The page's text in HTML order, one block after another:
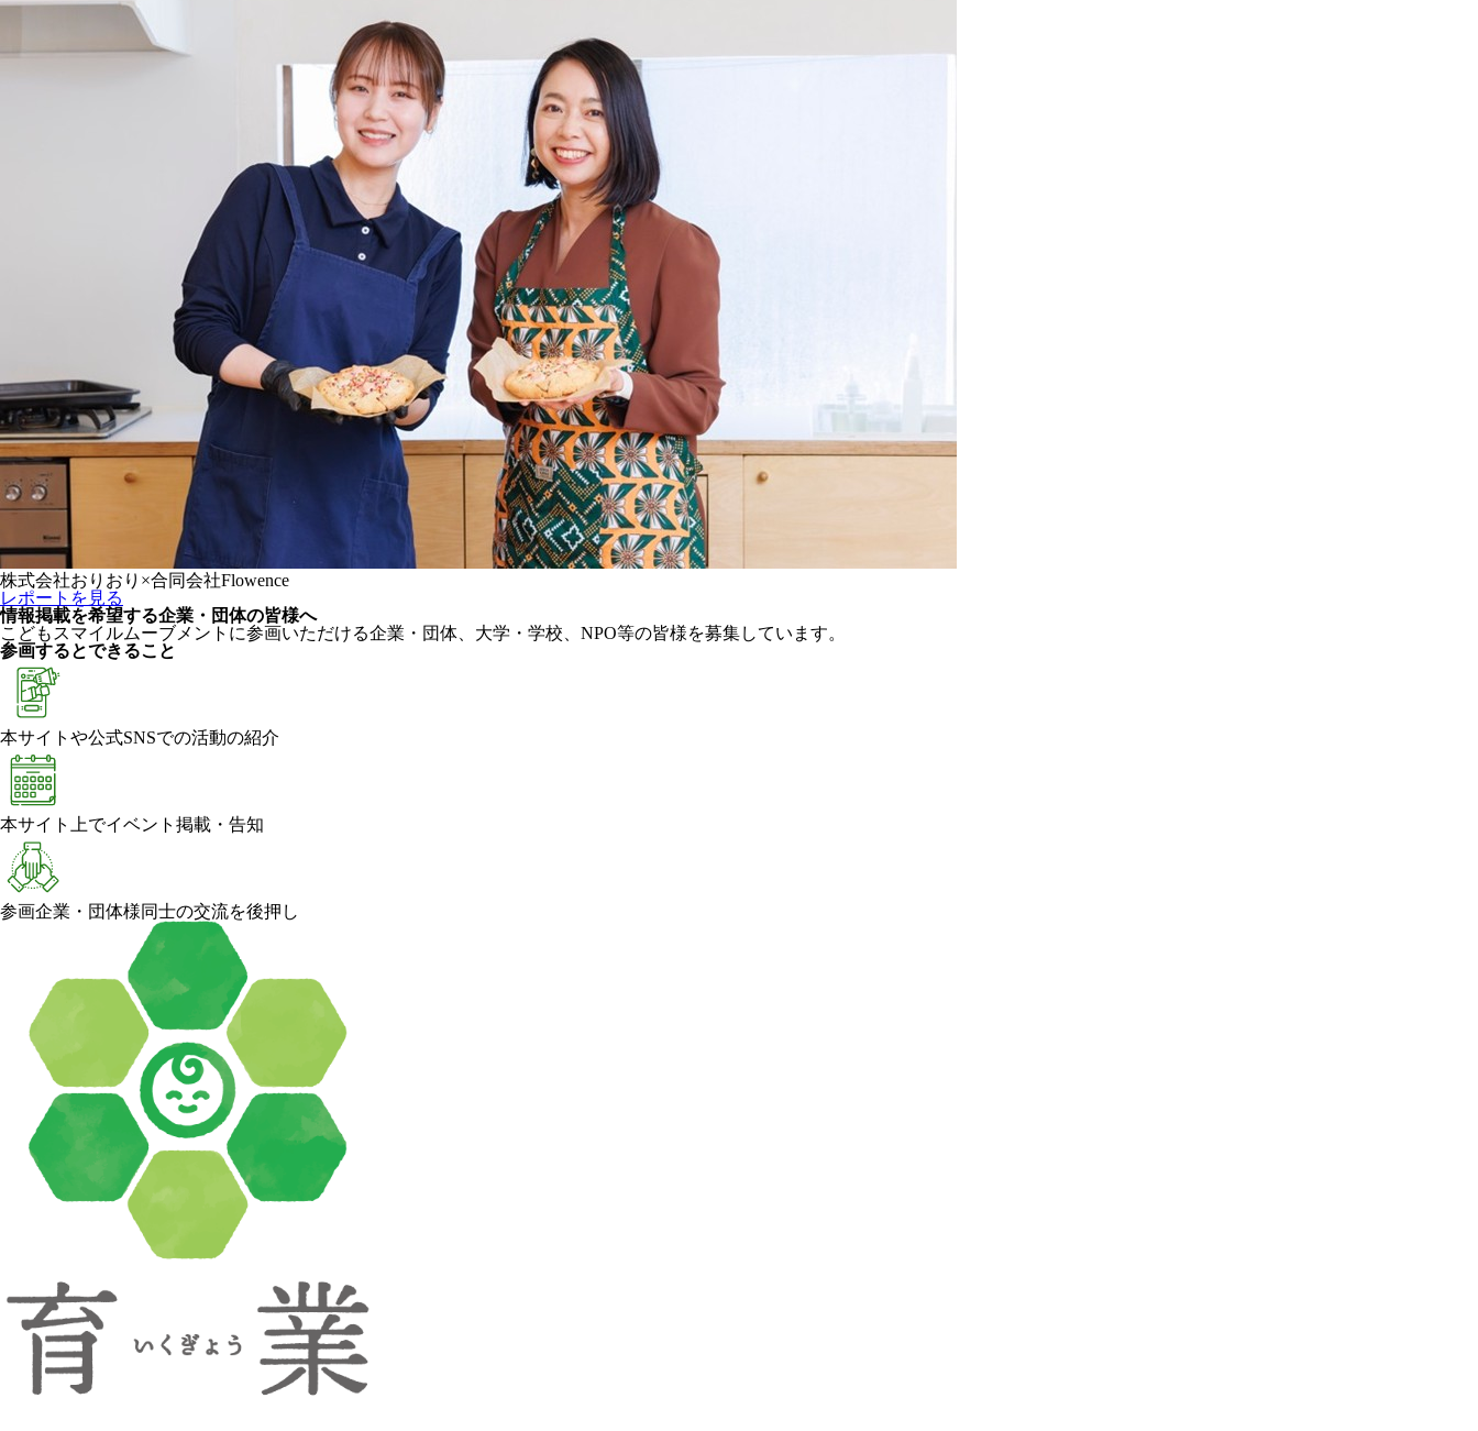
株式会社おりおり×合同会社Flowence
レポートを見る
情報掲載を希望する企業・団体の皆様へ
こどもスマイルムーブメントに参画いただける企業・団体、大学・学校、NPO等の皆様を募集しています。
参画するとできること
本サイトや公式SNSでの活動の紹介
本サイト上でイベント掲載・告知
参画企業・団体様同士の交流を後押し